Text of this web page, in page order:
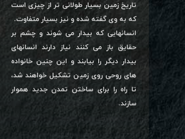
تاریخ زمین بسیار طولانی تر از چیزی است
که به وی گفته شده و نیز بسیار متفاوت.
انسانهایی که بیدار می شوند و چشم بر
حقایق باز می کنند نیاز دارند انسانهای
بیدار دیگر را بیابند و این چنین خانواده
های روحی روی زمین تشکیل خواهند شد،
تا راه را برای ساختن تمدن جدید هموار
سازند.